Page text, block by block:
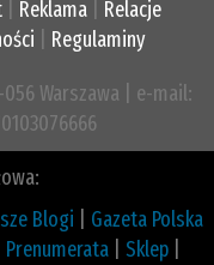
Reklama
Relacje
Regulaminy
056 Warszawa | e-mail:
Blogi
Gazeta Polska
Prenumerata Sklep